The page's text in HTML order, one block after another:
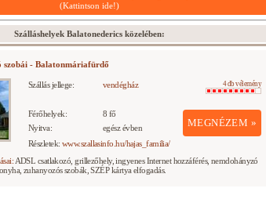
(Kattintson ide!)
Szálláshelyek Balatonederics közelében:
szobái - Balatonmáriafürdő
Szállás jellege: vendégház 4 db vélemény
MEGNÉZEM »
Férőhelyek:
8 fő
Nyitva:
egész évben
Részletek: www.szallasinfo.hu/hajas_familia/
ADSL csatlakozó, grillezőhely, ingyenes Internet hozzáférés, nemdohányzó
zuhanyozós szobák, SZÉP kártya elfogadás.